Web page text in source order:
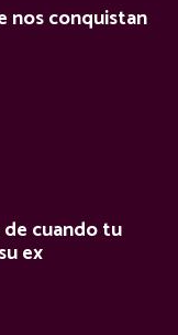
nos conquistan
cuando tu
ex